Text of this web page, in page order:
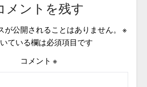
メントを残す
が公開されることはありません。
※
ている欄は必須項目です
コメント ※